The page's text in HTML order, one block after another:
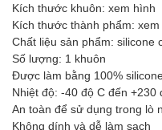
Kích thước khuôn: xem hình
Kích thước thành phẩm: xem
Chất liệu sản phẩm: silicone
Số lượng: 1 khuôn
Được làm bằng 100%
Nhiệt độ: -40 độ C đến +230
An toàn để sử dụng trong lò
Không dính và dễ làm sạch